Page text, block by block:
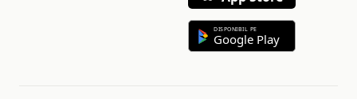
DISPONIBIL PE
Google Play